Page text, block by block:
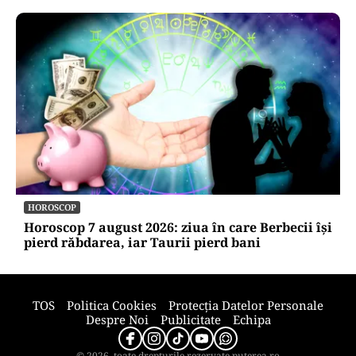
ACTUALITATE
Trenul rămâne o saună în România! CFR
Călători nu are încă aprobat bugetul de
venituri și cheltuieli pentru 2026